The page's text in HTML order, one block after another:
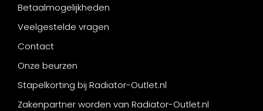
Betaalmogelijkheden
Veelgestelde vragen
Contact
Onze beurzen
Stapelkorting bij Radiator-Outlet.nl
Zakenpartner worden van Radiator-Outlet.nl